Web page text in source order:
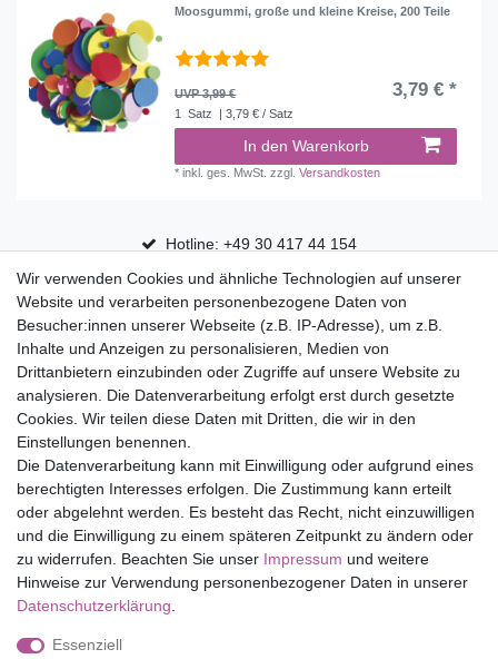
Moosgummi, große und kleine Kreise, 200 Teile
UVP 3,99 € 3,79 € *
1 Satz | 3,79 € / Satz
In den Warenkorb
*inkl. ges. MwSt. zzgl.Versandkosten
Hotline: +49 30 417 44 154
30 Tage Rückgaberecht
Versandfrei ab 75 € in Deutschland
Top Marken
Eduplay
Folia Bringmann
Shop
Mein Konto
Service
Versandkosten
Wir verwenden Cookies und ähnliche Technologien auf unserer
Website und verarbeiten personenbezogene Daten von
Besucher:innen unserer Webseite (z.B. IP-Adresse), um z.B.
Inhalte und Anzeigen zu personalisieren, Medien von
Drittanbietern einzubinden oder Zugriffe auf unsere Website zu
analysieren. Die Datenverarbeitung erfolgt erst durch gesetzte
Cookies. Wir teilen diese Daten mit Dritten, die wir in den
Einstellungen benennen.
Die Datenverarbeitung kann mit Einwilligung oder aufgrund eines
berechtigten Interesses erfolgen. Die Zustimmung kann erteilt
oder abgelehnt werden. Es besteht das Recht, nicht einzuwilligen
und die Einwilligung zu einem späteren Zeitpunkt zu ändern oder
zu widerrufen. Beachten Sie unser Impressum und weitere
Hinweise zur Verwendung personenbezogener Daten in unserer
Daten­schutz­erklärung
Essenziell